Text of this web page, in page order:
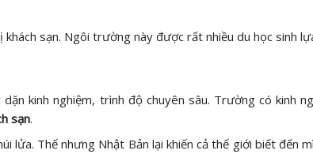
sạn. Ngôi trường này được rất nhiều du học sinh
kinh nghiệm, trình độ chuyên sâu. Trường có kinh
sạn.
lửa. Thế nhưng Nhật Bản lại khiến cả thế giới biết đến